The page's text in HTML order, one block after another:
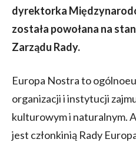
dyrektorka
została powołana na
Zarządu Rady.
Europa Nostra to
organizacji i instytucji
kulturowym i naturalnym.
jest członkinią Rady